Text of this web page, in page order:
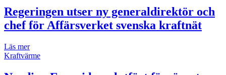
Regeringen utser ny generaldirektör och
chef för Affärsverket svenska kraftnät
Läs mer
Kraftvärme